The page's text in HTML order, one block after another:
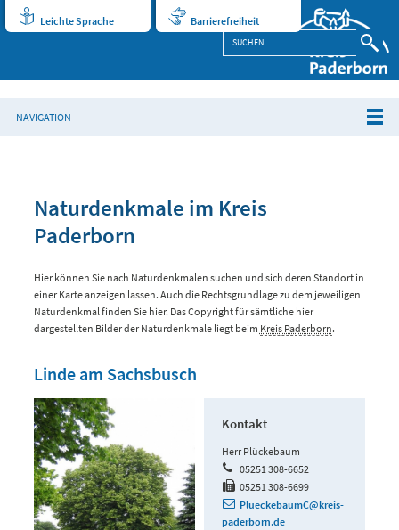
Leichte Sprache Barrierefreiheit
NAVIGATION
Naturdenkmale im Kreis
Paderborn
Hier können Sie nach Naturdenkmalen suchen und sich deren Standort in
einer Karte anzeigen lassen. Auch die Rechtsgrundlage zu dem jeweiligen
Naturdenkmal finden Sie hier. Das Copyright für sämtliche hier
dargestellten Bilder der Naturdenkmale liegt beim Kreis Paderborn.
Linde am Sachsbusch
Kontakt
Herr Plückebaum
05251 308-6652
05251 308-6699
PlueckebaumC@kreis-
paderborn.de